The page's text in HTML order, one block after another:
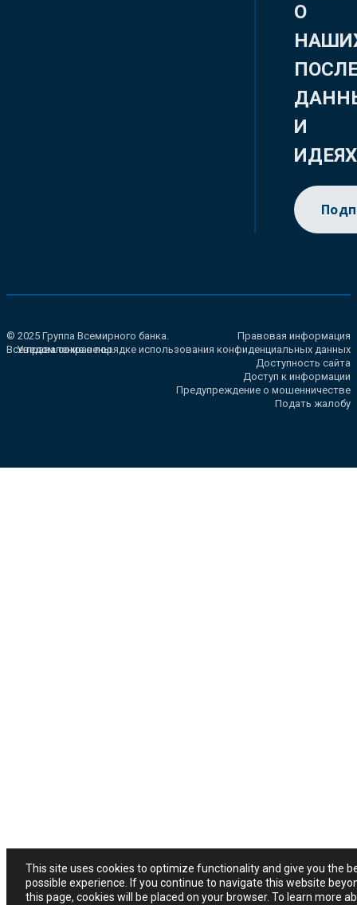
О
И
ИДЕЯХ
© 2025 Группа Всемирного банка.
Все права сохранены.
Правовая информация
Уведомление о порядке использования конфиденциальных данных
Доступность сайта
Доступ к информации
Предупреждение о мошенничестве
Подать жалобу
This site uses cookies to optimize functionality and give you the
possible experience. If you continue to navigate this website
this page, cookies will be placed on your browser. To learn more